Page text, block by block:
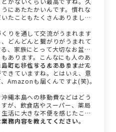
にあたたかいんです。慣れな
たこともたくさんありまし
りを通して交流がうまれます
どんどんと繋がりがうまれて
、家族にとって大切なお盆の
あります。こんなにも人のあ
町に移住するまでありません
とも、もちろんあります。で
きていますね。とはいえ、意
Amazonも届くんですよ(笑)。
縄本島への移動費などはどう
が、飲食店やスーパー、薬局
活に大きな不便を感じたこと
務内容を教えてください。